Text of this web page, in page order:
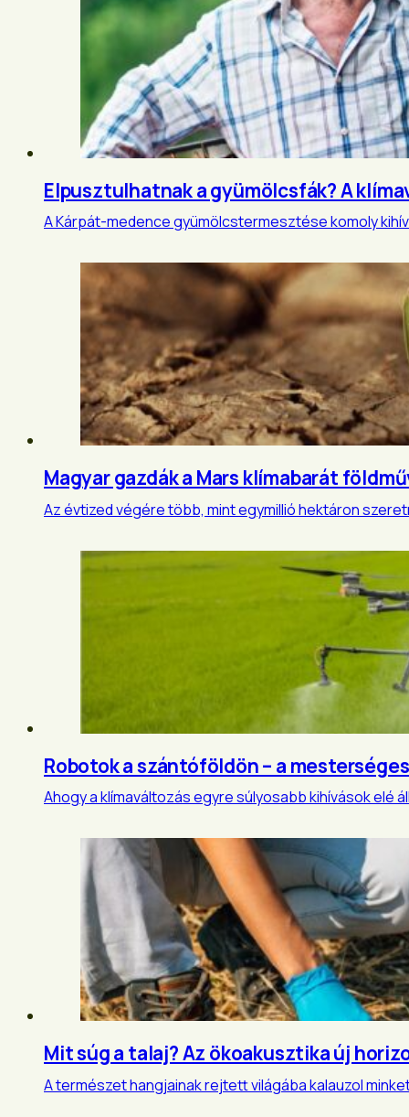
Elpusztulhatnak a gyümölcsfák? A
A Kárpát-medence gyümölcstermesztése komoly
Magyar gazdák a Mars klímabarát
Az évtized végére több, mint egymillió hektáron
Robotok a szántóföldön – a
Ahogy a klímaváltozás egyre súlyosabb kihívások elé
Mit súg a talaj? Az ökoakusztika új
A természet hangjainak rejtett világába kalauzol